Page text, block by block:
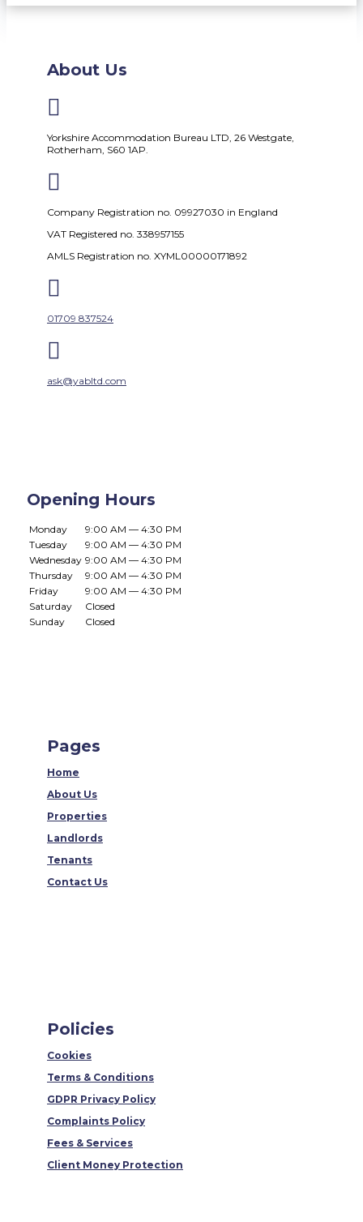
About Us

Yorkshire Accommodation Bureau LTD, 26 Westgate,
Rotherham, S60 1AP.

Company Registration no. 09927030 in England
VAT Registered no. 338957155
AMLS Registration no. XYML00000171892

01709 837524

ask@yabltd.com
Opening Hours
Monday
9:00 AM — 4:30 PM
Tuesday
9:00 AM — 4:30 PM
Wednesday 9:00 AM — 4:30 PM
Thursday
9:00 AM — 4:30 PM
Friday
9:00 AM — 4:30 PM
Saturday
Closed
Sunday
Closed
Pages
Home
About Us
Properties
Landlords
Tenants
Contact Us
Policies
Cookies
Terms & Conditions
GDPR Privacy Policy
Complaints Policy
Fees & Services
Client Money Protection